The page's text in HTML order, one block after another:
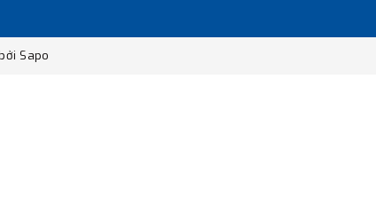
Sapo